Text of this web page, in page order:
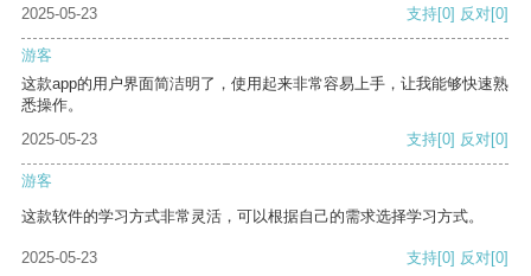
2025-05-23 支持[0] 反对[0]
游客
这款app的用户界面简洁明了，使用起来非常容易上手，让我能够快速熟
悉操作。
2025-05-23
支持[0] 反对[0]
游客
这款软件的学习方式非常灵活，可以根据自己的需求选择学习方式。
2025-05-23 支持[0] 反对[0]